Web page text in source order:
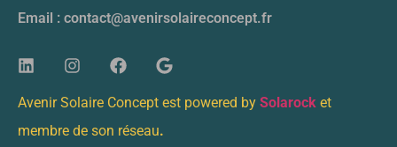
Email : contact@avenirsolaireconcept.fr
Avenir Solaire Concept est powered by Solarock et
membre de son réseau.